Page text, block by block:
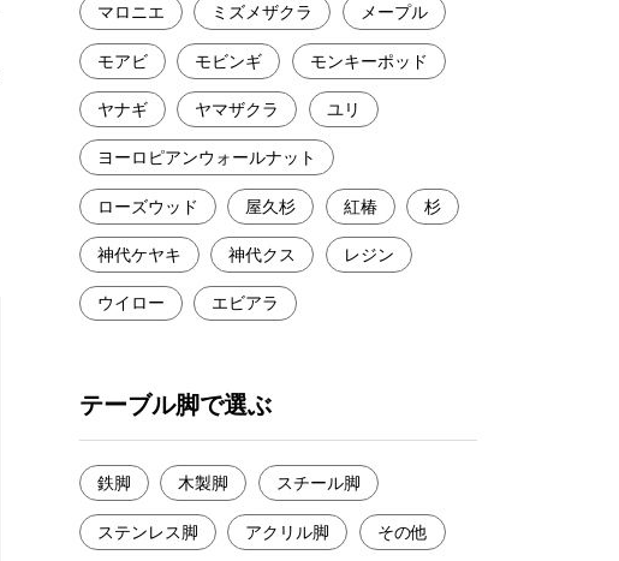
マロニエ ミズメザクラ メープル
モアビ モビンギ モンキーポッド
ヤナギ ヤマザクラ ユリ
ヨーロピアンウォールナット
ローズウッド 屋久杉 紅椿 杉
神代ケヤキ 神代クス レジン
ウイロー エビアラ
テーブル脚で選ぶ
鉄脚 木製脚 スチール脚
ステンレス脚 アクリル脚 その他